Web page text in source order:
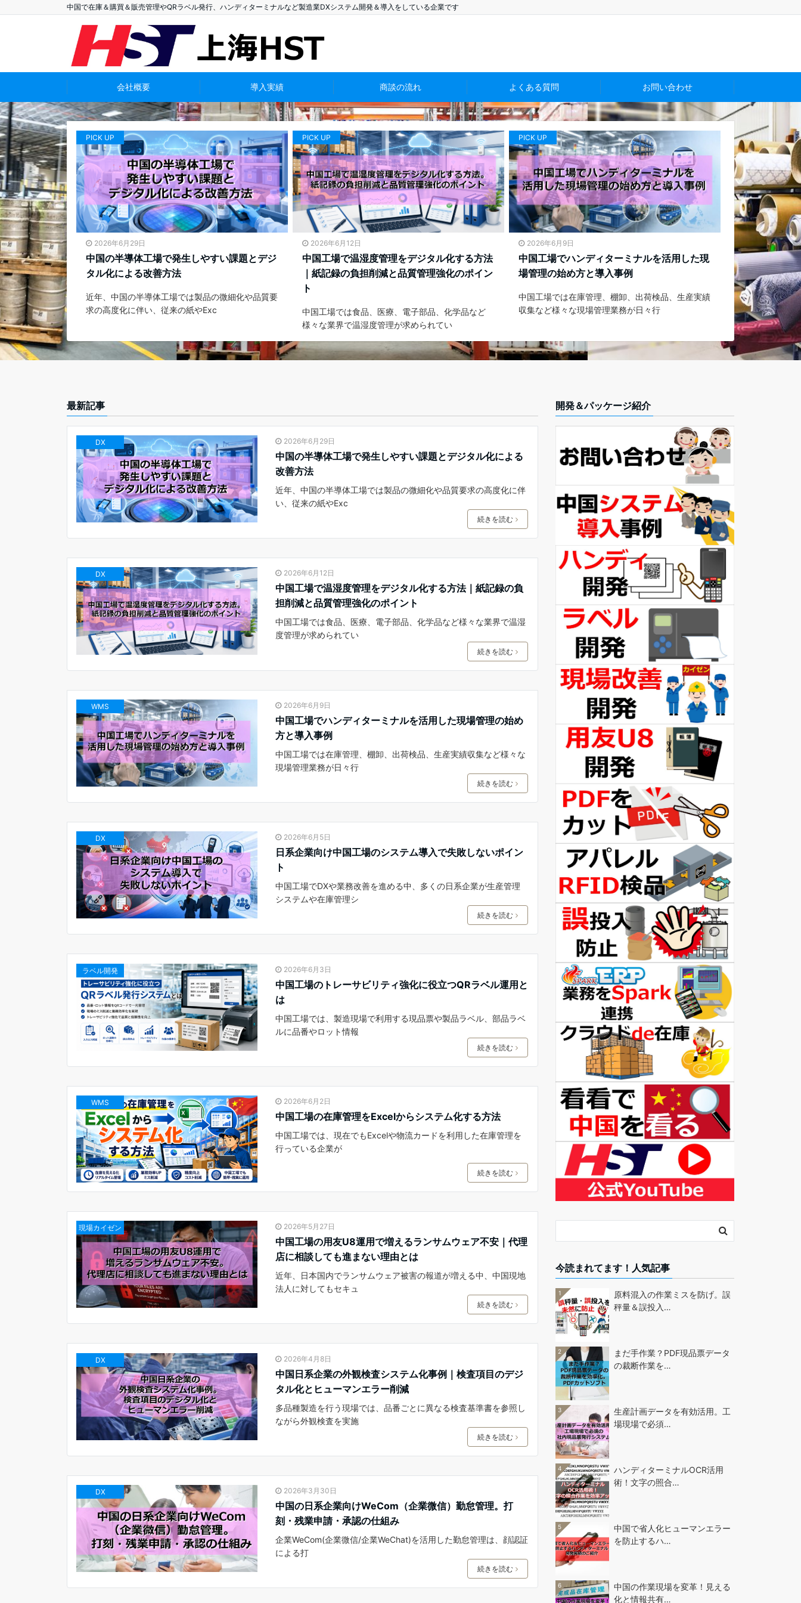
中国で在庫＆購買＆販売管理やQRラベル発行、ハンディターミナルなど製造業DXシステム開発＆導入をしている企業です
会社概要 導入実績 商談の流れ よくある質問 お問い合わせ
PICK UP
2026年6月29日
中国の半導体工場で発生しやすい課題とデジ
タル化による改善方法
近年、中国の半導体工場では製品の微細化や品質要
求の高度化に伴い、従来の紙やExc
PICK UP
2026年6月12日
中国工場で温湿度管理をデジタル化する方法
｜紙記録の負担削減と品質管理強化のポイン
ト
中国工場では食品、医療、電子部品、化学品など
様々な業界で温湿度管理が求められてい
PICK UP
2026年6月9日
中国工場でハンディターミナルを活用した現
場管理の始め方と導入事例
中国工場では在庫管理、棚卸、出荷検品、生産実績
収集など様々な現場管理業務が日々行
最新記事
DX 2026年6月29日
中国の半導体工場で発生しやすい課題とデジタル化による
改善方法
近年、中国の半導体工場では製品の微細化や品質要求の高度化に伴
い、従来の紙やExc
続きを読む
DX 2026年6月12日
中国工場で温湿度管理をデジタル化する方法｜紙記録の負
担削減と品質管理強化のポイント
中国工場では食品、医療、電子部品、化学品など様々な業界で温湿
度管理が求められてい
続きを読む
WMS 2026年6月9日
中国工場でハンディターミナルを活用した現場管理の始め
方と導入事例
中国工場では在庫管理、棚卸、出荷検品、生産実績収集など様々な
現場管理業務が日々行
続きを読む
DX 2026年6月5日
日系企業向け中国工場のシステム導入で失敗しないポイン
ト
中国工場でDXや業務改善を進める中、多くの日系企業が生産管理
システムや在庫管理シ
続きを読む
ラベル開発 2026年6月3日
中国工場のトレーサビリティ強化に役立つQRラベル運用と
は
中国工場では、製造現場で利用する現品票や製品ラベル、部品ラベ
ルに品番やロット情報
続きを読む
WMS 2026年6月2日
中国工場の在庫管理をExcelからシステム化する方法
中国工場では、現在でもExcelや物流カードを利用した在庫管理を
行っている企業が
続きを読む
現場カイゼン 2026年5月27日
中国工場の用友U8運用で増えるランサムウェア不安｜代理
店に相談しても進まない理由とは
近年、日本国内でランサムウェア被害の報道が増える中、中国現地
法人に対してもセキュ
続きを読む
DX 2026年4月8日
中国日系企業の外観検査システム化事例｜検査項目のデジ
タル化とヒューマンエラー削減
多品種製造を行う現場では、品番ごとに異なる検査基準書を参照し
ながら外観検査を実施
続きを読む
DX 2026年3月30日
中国の日系企業向けWeCom（企業微信）勤怠管理。打
刻・残業申請・承認の仕組み
企業WeCom(企業微信/企業WeChat)を活用した勤怠管理は、顔認証
による打
続きを読む
開発＆パッケージ紹介
今読まれてます！人気記事
1
原料混入の作業ミスを防げ。誤
秤量＆誤投入…
2
まだ手作業？PDF現品票データ
の裁断作業を…
3
生産計画データを有効活用。工
場現場で必須…
4
ハンディターミナルOCR活用
術！文字の照合…
5
中国で省人化ヒューマンエラー
を防止するハ…
6
中国の作業現場を変革！見える
化と情報共有…